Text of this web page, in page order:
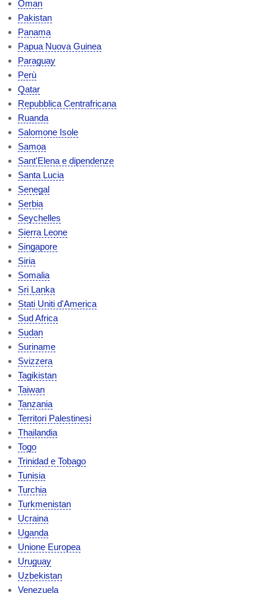
Oman
Pakistan
Panama
Papua Nuova Guinea
Paraguay
Perù
Qatar
Repubblica Centrafricana
Ruanda
Salomone Isole
Samoa
Sant'Elena e dipendenze
Santa Lucia
Senegal
Serbia
Seychelles
Sierra Leone
Singapore
Siria
Somalia
Sri Lanka
Stati Uniti d'America
Sud Africa
Sudan
Suriname
Svizzera
Tagikistan
Taiwan
Tanzania
Territori Palestinesi
Thailandia
Togo
Trinidad e Tobago
Tunisia
Turchia
Turkmenistan
Ucraina
Uganda
Unione Europea
Uruguay
Uzbekistan
Venezuela